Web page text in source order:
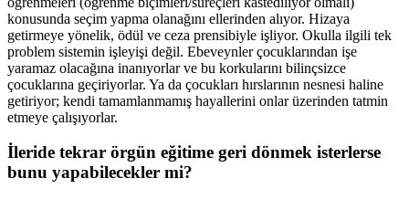
konusunda seçim yapma olanağını ellerinden alıyor. Hizaya
getirmeye yönelik, ödül ve ceza prensibiyle işliyor. Okulla ilgili tek
problem sistemin işleyişi değil. Ebeveynler çocuklarından işe
yaramaz olacağına inanıyorlar ve bu korkularını bilinçsizce
çocuklarına geçiriyorlar. Ya da çocukları hırslarının nesnesi haline
getiriyor; kendi tamamlanmamış hayallerini onlar üzerinden tatmin
etmeye çalışıyorlar.
İleride tekrar örgün eğitime geri dönmek isterlerse
bunu yapabilecekler mi?